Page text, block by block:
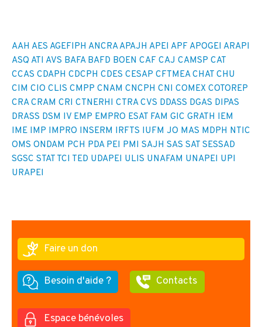
AAH AES AGEFIPH ANCRA APAJH APEI APF APOGEI ARAPI
ASQ ATI AVS BAFA BAFD BOEN CAF CAJ CAMSP CAT
CCAS CDAPH CDCPH CDES CESAP CFTMEA CHAT CHU
CIM CIO CLIS CMPP CNAM CNCPH CNI COMEX COTOREP
CRA CRAM CRI CTNERHI CTRA CVS DDASS DGAS DIPAS
DRASS DSM IV EMP EMPRO ESAT FAM GIC GRATH IEM
IME IMP IMPRO INSERM IRFTS IUFM JO MAS MDPH NTIC
OMS ONDAM PCH PDA PEI PMI SAJH SAS SAT SESSAD
SGSC STAT TCI TED UDAPEI ULIS UNAFAM UNAPEI UPI
URAPEI
Faire un don
Besoin d'aide ? Contacts
Espace bénévoles